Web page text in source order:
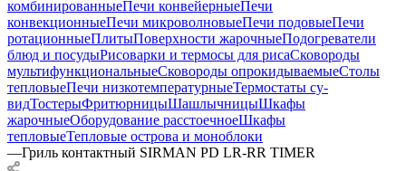
комбинированныеПечи конвейерныеПечи
конвекционныеПечи микроволновыеПечи подовыеПечи
ротационныеПлитыПоверхности жарочныеПодогреватели
блюд и посудыРисоварки и термосы для рисаСковороды
мультифункциональныеСковороды опрокидываемыеСтолы
тепловыеПечи низкотемпературныеТермостаты су-
видТостерыФритюрницыШашлычницыШкафы
жарочныеОборудование расстоечноеШкафы
тепловыеТепловые острова и моноблоки
—Гриль контактный SIRMAN PD LR-RR TIMER